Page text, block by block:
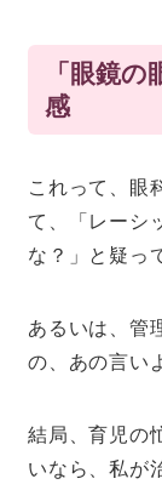
「眼鏡
感
これって、眼
て、「レーシ
な？」と疑っ
あるいは、管
の、あの言い
結局、育児の
いなら、私が